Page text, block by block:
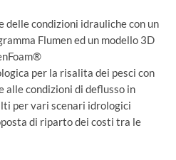
delle condizioni idrauliche con un
Flumen ed un modello 3D
per la risalita dei pesci con
condizioni di deflusso in
per vari scenari idrologici
di riparto dei costi tra le